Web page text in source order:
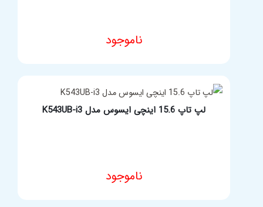
ناموجود
لپ تاپ 15.6 اینچی ایسوس مدل K543UB-i3
ناموجود